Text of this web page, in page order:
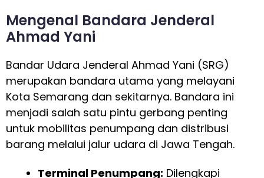
Mengenal Bandara Jenderal
Ahmad Yani
Bandar Udara Jenderal Ahmad Yani (SRG)
merupakan bandara utama yang melayani
Kota Semarang dan sekitarnya. Bandara ini
menjadi salah satu pintu gerbang penting
untuk mobilitas penumpang dan distribusi
barang melalui jalur udara di Jawa Tengah.
Terminal Penumpang: Dilengkapi